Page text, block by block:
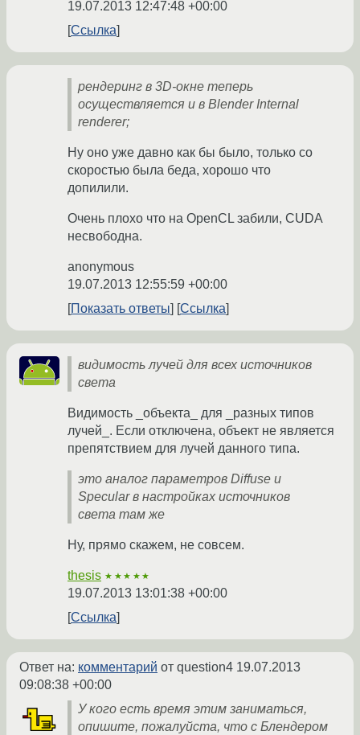
19.07.2013 12:47:48 +00:00
Ссылка
рендеринг в 3D-окне теперь
осуществляется и в Blender Internal
renderer;
Ну оно уже давно как бы было, только со
скоростью была беда, хорошо что
допилили.
Очень плохо что на OpenCL забили, CUDA
несвободна.
anonymous
19.07.2013 12:55:59 +00:00
Показать ответы
Ссылка
видимость лучей для всех источников
света
Видимость _объекта_ для _разных типов
лучей_. Если отключена, объект не является
препятствием для лучей данного типа.
это аналог параметров Diffuse и
Specular в настройках источников
света там же
Ну, прямо скажем, не совсем.
thesis ★★★★★
19.07.2013 13:01:38 +00:00
Ссылка
Ответ на: комментарий от question4 19.07.2013
09:08:38 +00:00
У кого есть время этим заниматься,
опишите, пожалуйста, что с Блендером